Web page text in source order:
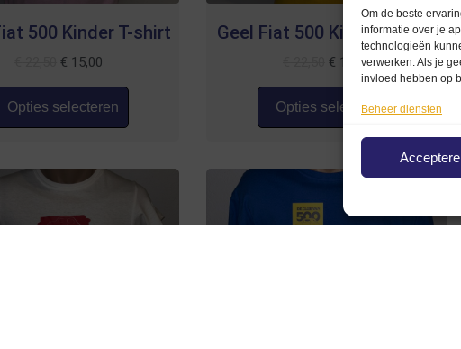
Om de beste
informatie over je
technologieën
verwerken. Als je
invloed hebben op
Beheer diensten
500 Kinder T-shirt
€ 15,00
Opties selecteren
Geel Fiat 500 Kinder T-shirt
€ 15,00
Opties selecteren